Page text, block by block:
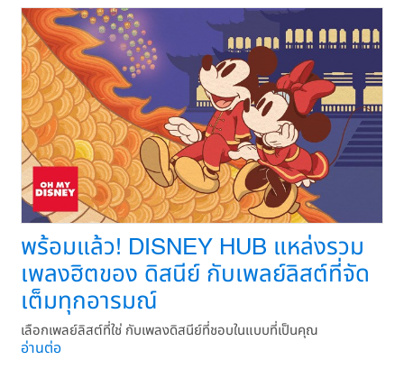
พร้อมแล้ว! DISNEY HUB แหล่งรวม
เพลงฮิตของ ดิสนีย์ กับเพลย์ลิสต์ที่จัด
เต็มทุกอารมณ์
เลือกเพลย์ลิสต์ที่ใช่ กับเพลงดิสนีย์ที่ชอบในแบบที่เป็นคุณ
อ่านต่อ